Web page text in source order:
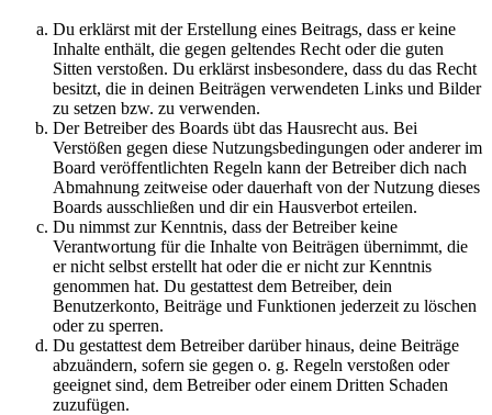
Du erklärst mit der Erstellung eines Beitrags, dass er keine
Inhalte enthält, die gegen geltendes Recht oder die guten
Sitten verstoßen. Du erklärst insbesondere, dass du das Recht
besitzt, die in deinen Beiträgen verwendeten Links und Bilder
zu setzen bzw. zu verwenden.
Der Betreiber des Boards übt das Hausrecht aus. Bei
Verstößen gegen diese Nutzungsbedingungen oder anderer im
Board veröffentlichten Regeln kann der Betreiber dich nach
Abmahnung zeitweise oder dauerhaft von der Nutzung dieses
Boards ausschließen und dir ein Hausverbot erteilen.
Du nimmst zur Kenntnis, dass der Betreiber keine
Verantwortung für die Inhalte von Beiträgen übernimmt, die
er nicht selbst erstellt hat oder die er nicht zur Kenntnis
genommen hat. Du gestattest dem Betreiber, dein
Benutzerkonto, Beiträge und Funktionen jederzeit zu löschen
oder zu sperren.
Du gestattest dem Betreiber darüber hinaus, deine Beiträge
abzuändern, sofern sie gegen o. g. Regeln verstoßen oder
geeignet sind, dem Betreiber oder einem Dritten Schaden
zuzufügen.